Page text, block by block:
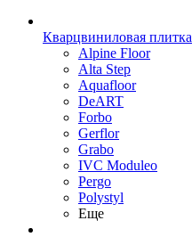
Кварцвиниловая плитка
Alpine Floor
Alta Step
Aquafloor
DeART
Forbo
Gerflor
Grabo
IVC Moduleo
Pergo
Polystyl
Еще